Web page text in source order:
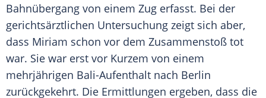
Bahnübergang von einem Zug erfasst. Bei der
gerichtsärztlichen Untersuchung zeigt sich aber,
dass Miriam schon vor dem Zusammenstoß tot
war. Sie war erst vor Kurzem von einem
mehrjährigen Bali-Aufenthalt nach Berlin
zurückgekehrt. Die Ermittlungen ergeben, dass die